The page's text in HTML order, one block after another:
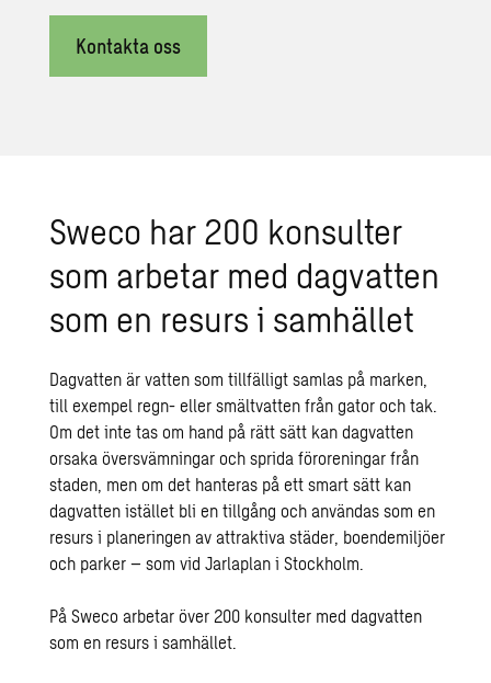
Kontakta oss
Sweco har 200 konsulter
som arbetar med dagvatten
som en resurs i samhället
Dagvatten är vatten som tillfälligt samlas på marken,
till exempel regn- eller smältvatten från gator och tak.
Om det inte tas om hand på rätt sätt kan dagvatten
orsaka översvämningar och spridaföroreningar från
staden, men om det hanteras på ett smart sätt kan
dagvatten istället bli en tillgång och användas som en
resurs i planeringen av attraktiva städer, boendemiljöer
och parker – som vid Jarlaplan i Stockholm.
På Sweco arbetar över 200 konsulter med dagvatten
som en resurs i samhället.